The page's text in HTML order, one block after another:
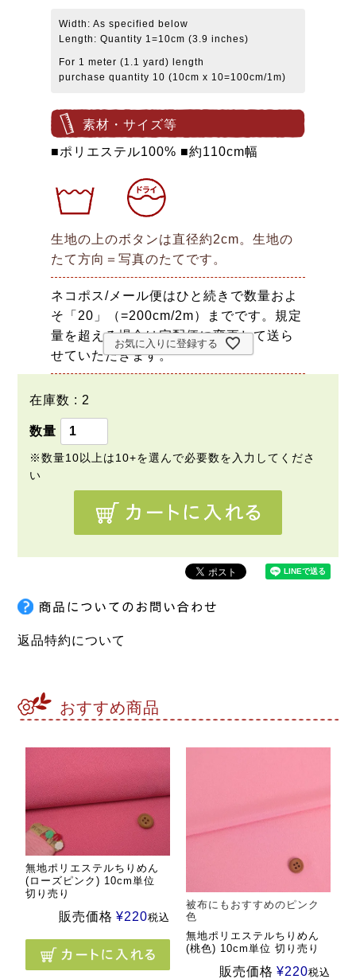
Width: As specified below
Length: Quantity 1=10cm (3.9 inches)
For 1 meter (1.1 yard) length
purchase quantity 10 (10cm x 10=100cm/1m)
素材・サイズ等
■ポリエステル100% ■約110cm幅
生地の上のボタンは直径約2cm。生地の
たて方向＝写真のたてです。
ネコポス/メール便はひと続きで数量およ
そ「20」（=200cm/2m）までです。規定
量を超える場合は宅配便に変更して送ら
せていただきます。
在庫数 2
お気に入りに登録する
返品特約について
おすすめ商品
無地ポリエステルちりめん
(ローズピンク) 10cm単位
切り売り
販売価格 ¥220税込
被布にもおすすめのピンク
色
無地ポリエステルちりめん
(桃色) 10cm単位 切り売り
販売価格 ¥220税込